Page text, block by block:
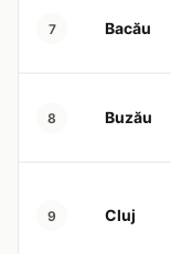
7 Bacău
8 Buzău
9 Cluj